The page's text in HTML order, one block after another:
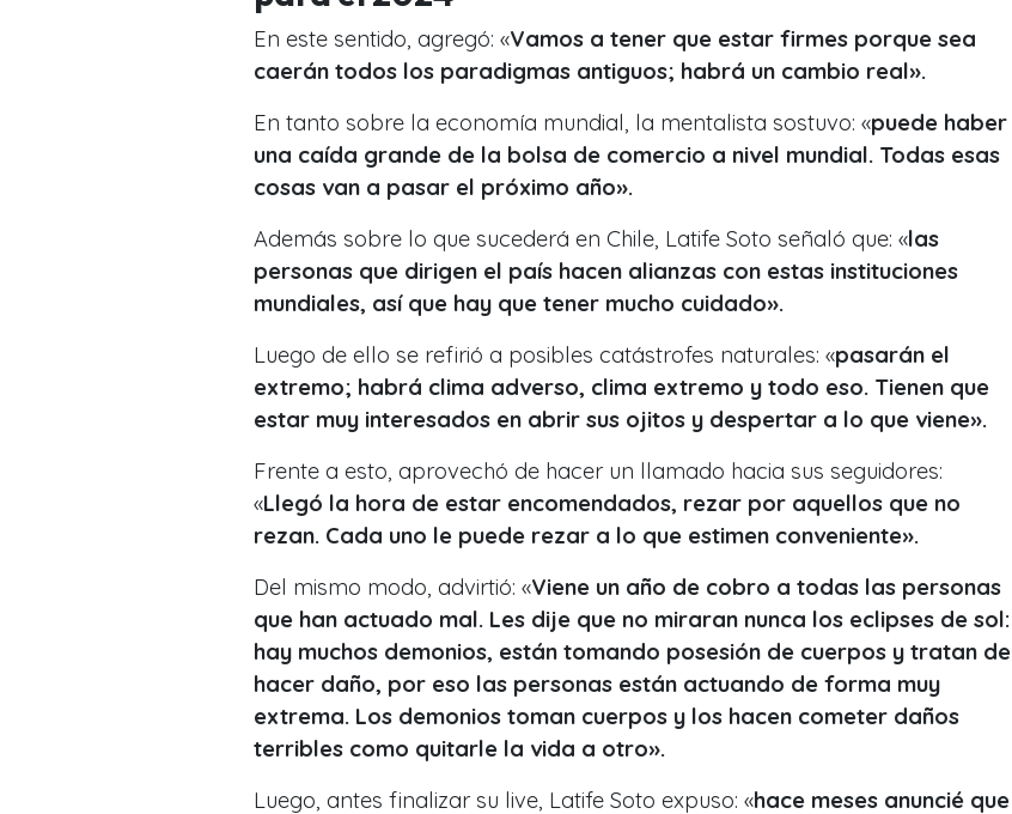
En este sentido, agregó: «Vamos a tener que estar firmes porque sea
caerán todos los paradigmas antiguos; habrá un cambio real».
En tanto sobre la economía mundial, la mentalista sostuvo: «puede haber
una caída grande de la bolsa de comercio a nivel mundial. Todas esas
cosas van a pasar el próximo año».
Además sobre lo que sucederá en Chile, Latife Soto señaló que: «las
personas que dirigen el país hacen alianzas con estas instituciones
mundiales, así que hay que tener mucho cuidado».
Luego de ello se refirió a posibles catástrofes naturales: «pasarán el
extremo; habrá clima adverso, clima extremo y todo eso. Tienen que
estar muy interesados en abrir sus ojitos y despertar a lo que viene».
Frente a esto, aprovechó de hacer un llamado hacia sus seguidores:
«Llegó la hora de estar encomendados, rezar por aquellos que no
rezan. Cada uno le puede rezar a lo que estimen conveniente».
Del mismo modo, advirtió: «Viene un año de cobro a todas las personas
que han actuado mal. Les dije que no miraran nunca los eclipses de sol:
hay muchos demonios, están tomando posesión de cuerpos y tratan de
hacer daño, por eso las personas están actuando de forma muy
extrema. Los demonios toman cuerpos y los hacen cometer daños
terribles como quitarle la vida a otro».
Luego, antes finalizar su live, Latife Soto expuso: «hace meses anuncié que